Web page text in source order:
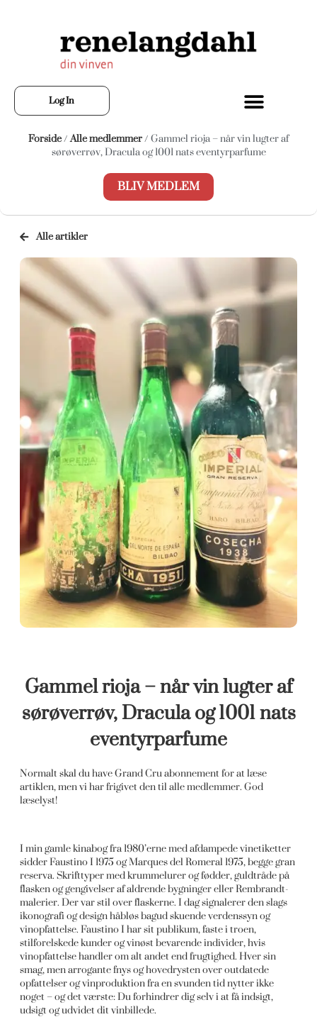
Log In
Forside/Alle medlemmer/ Gammel rioja – når vin lugter af
sørøverrøv, Dracula og 1001 nats eventyrparfume
BLIV MEDLEM
Alle artikler
Gammel rioja – når vin lugter af
sørøverrøv, Dracula og 1001 nats
eventyrparfume
Normalt skal du have Grand Cru abonnement for at læse
artiklen, men vi har frigivet den til alle medlemmer. God
læselyst!
I min gamle kinabog fra 1980’erne med afdampede vinetiketter
sidder Faustino I 1975 og Marques del Romeral 1975, begge gran
reserva. Skrifttyper med krummelurer og fødder, guldtråde på
flasken og gengivelser af aldrende bygninger eller Rembrandt-
malerier. Der var stil over flaskerne. I dag signalerer den slags
ikonografi og design håbløs bagud skuende verdenssyn og
vinopfattelse. Faustino I har sit publikum, faste i troen,
stilforelskede kunder og vinøst bevarende individer, hvis
vinopfattelse handler om alt andet end frugtighed. Hver sin
smag, men arrogante fnys og hovedrysten over outdatede
opfattelser og vinproduktion fra en svunden tid nytter ikke
noget – og det værste: Du forhindrer dig selv i at få indsigt,
udsigt og udvidet dit vinbillede.